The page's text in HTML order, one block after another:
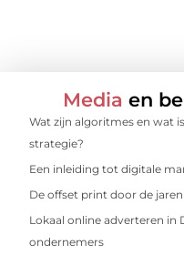
Media en
Wat zijn algoritmes en wat
strategie?
Een inleiding tot digitale
De offset print door de
Lokaal online adverteren in
ondernemers